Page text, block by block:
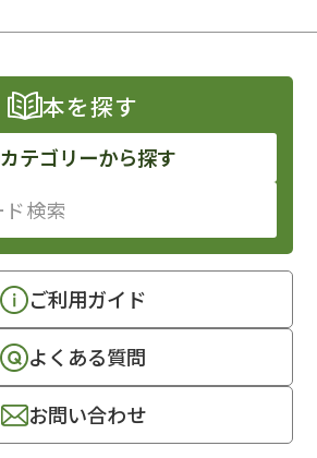
本を探す
カテゴリーから探す
ご利用ガイド
よくある質問
お問い合わせ